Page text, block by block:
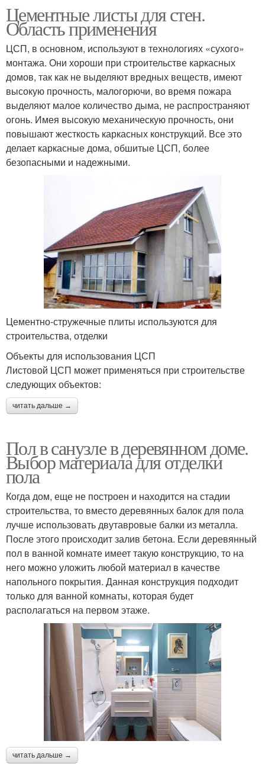
Цементные листы для стен.
Область применения
ЦСП, в основном, используют в технологиях «сухого»
монтажа. Они хороши при строительстве каркасных
домов, так как не выделяют вредных веществ, имеют
высокую прочность, малогорючи, во время пожара
выделяют малое количество дыма, не распространяют
огонь. Имея высокую механическую прочность, они
повышают жесткость каркасных конструкций. Все это
делает каркасные дома, обшитые ЦСП, более
безопасными и надежными.
Цементно-стружечные плиты используются для
строительства, отделки
Объекты для использования ЦСП
Листовой ЦСП может применяться при строительстве
следующих объектов:
читать дальше →
Пол в санузле в деревянном доме.
Выбор материала для отделки
пола
Когда дом, еще не построен и находится на стадии
строительства, то вместо деревянных балок для пола
лучше использовать двутавровые балки из металла.
После этого происходит залив бетона. Если деревянный
пол в ванной комнате имеет такую конструкцию, то на
него можно уложить любой материал в качестве
напольного покрытия. Данная конструкция подходит
только для ванной комнаты, которая будет
располагаться на первом этаже.
читать дальше →